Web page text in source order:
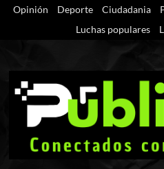
SaltarOpinión Deporte Ciudadania
Luchas populares